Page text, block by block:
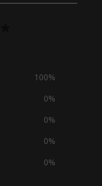
100%
0%
0%
0%
0%